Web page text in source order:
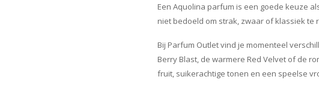
Een Aquolina parfum is een goede keuze
niet bedoeld om strak, zwaar of klassiek
Bij Parfum Outlet vind je momenteel
Berry Blast, de warmere Red Velvet of de
fruit, suikerachtige tonen en een speelse